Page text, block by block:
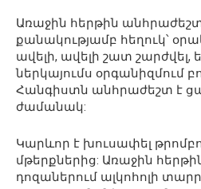
Առաջին հերթին
քանակությամբ հեղուկ՝
ավելի, ավելի շատ շարժվել,
ներկայումս օրգանիզմում
Հանգիստն անհրաժեշտ է
ժամանակ:
Կարևոր է խուսափել
մթերքներից: Առաջին
դոզաներում ալկոհոլի